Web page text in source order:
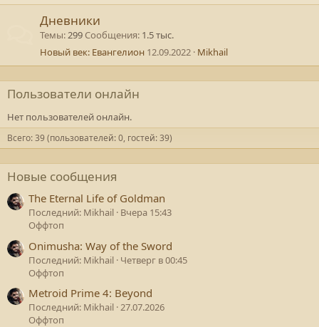
Дневники
Темы 299 Сообщения 1.5 тыс.
Новый век: Евангелион 12.09.2022 Mikhail
Пользователи онлайн
Нет пользователей онлайн.
Всего: 39 (пользователей: 0, гостей: 39)
Новые сообщения
The Eternal Life of Goldman
Последний: Mikhail Вчера 15:43
Оффтоп
Onimusha: Way of the Sword
Последний: Mikhail Четверг в 00:45
Оффтоп
Metroid Prime 4: Beyond
Последний: Mikhail 27.07.2026
Оффтоп